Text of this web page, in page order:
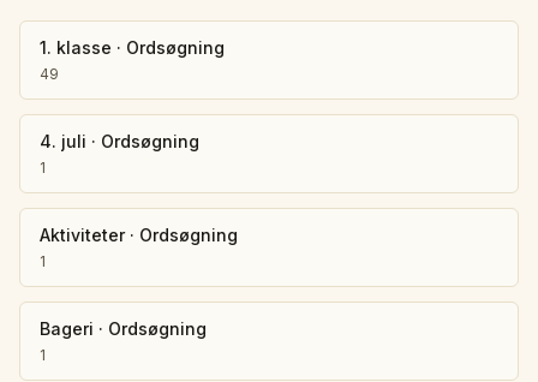
1. klasse · Ordsøgning
49
4. juli · Ordsøgning
1
Aktiviteter· Ordsøgning
1
Bageri · Ordsøgning
1